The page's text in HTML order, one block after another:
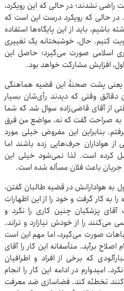
راضی نشدند؛ در حالی که این رویکرد،
حالی که رویکرد درست این است که
باشیم، باید از این پایگاه‌ها استفاده
کنیم. حال، خوشبختانه یک تغییری
اسلامی صورت می‌گیرد؛ حاصل این
افزایش مشارکت خواهد بود.
یعنی پشت صحنۀ این قضیه هماهنگی
دقائق وقتی که دیدند رأی‌شان بسیار
از آقای قاضی‌زاده سوال شد که شما
به صراحت گفت که نه، مواضع من فرق
بنابراین این مفروض خیلی مورد
هواداران حرف‌هایی زده باشند اما
کرده است. لذا نمی‌شود خیلی این
باعث فلان مسأله شده است.
به هوادارانش در قضیه طالبان گفتن،
به کار گرفت و خود را از این اظهارات
پزشکیان چنین کاری را نکرد و
می‌کنند را از خودش نیازارد و نراند.
صورت می‌گیرد، اما مهم این است
برآید. متأسفانه این کار را آقای
که برخی از افراد و اطرافیان
امیدوارم در ادامه این کار را انجام
تخطئه کند. فضاسازی ضد معرفت